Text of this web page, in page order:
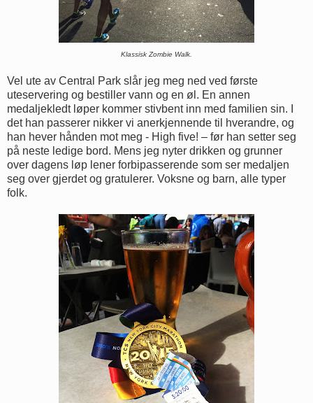
Klassisk Zombie Walk.
Vel ute av Central Park slår jeg meg ned ved første
uteservering og bestiller vann og en øl. En annen
medaljekledt løper kommer stivbent inn med familien sin. I
det han passerer nikker vi anerkjennende til hverandre, og
han hever hånden mot meg - High five! – før han setter seg
på neste ledige bord. Mens jeg nyter drikken og grunner
over dagens løp lener forbipasserende som ser medaljen
seg over gjerdet og gratulerer. Voksne og barn, alle typer
folk.